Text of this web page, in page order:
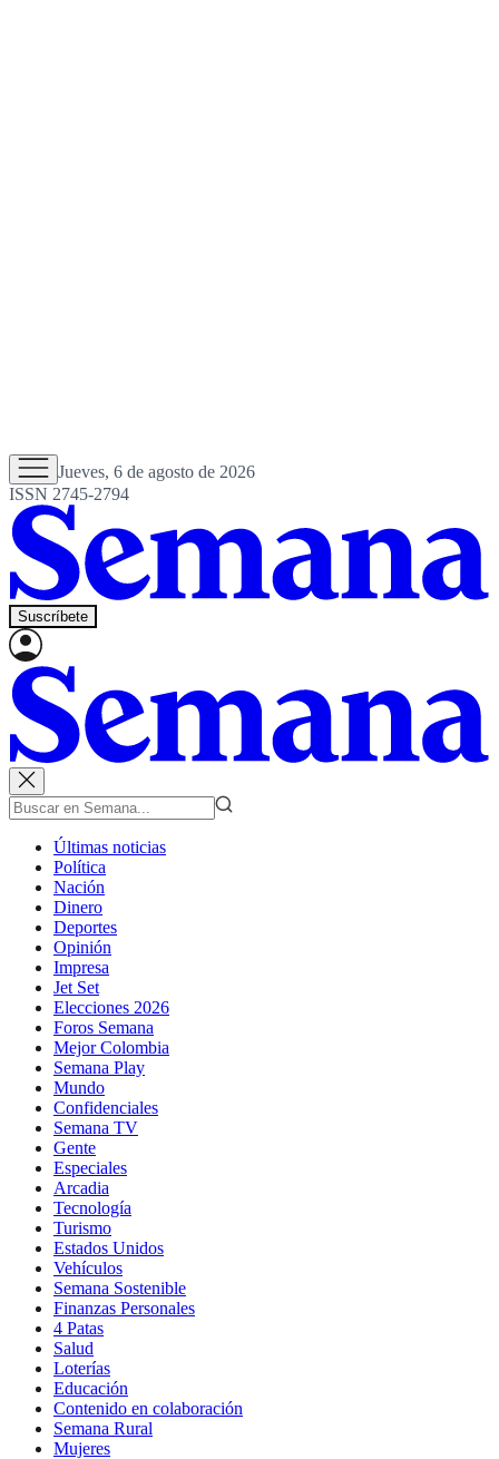
Jueves, 6 de agosto de 2026
ISSN 2745-2794
Suscríbete
Últimas noticias
Política
Nación
Dinero
Deportes
Opinión
Impresa
Jet Set
Elecciones 2026
Foros Semana
Mejor Colombia
Semana Play
Mundo
Confidenciales
Semana TV
Gente
Especiales
Arcadia
Tecnología
Turismo
Estados Unidos
Vehículos
Semana Sostenible
Finanzas Personales
4 Patas
Salud
Loterías
Educación
Contenido en colaboración
Semana Rural
Mujeres